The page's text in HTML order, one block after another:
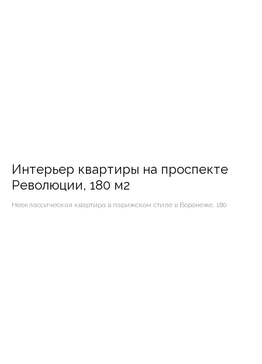
Интерьер квартиры на проспекте
Революции, 180 м2
Неоклассическая квартира в парижском стиле в Воронеже, 180